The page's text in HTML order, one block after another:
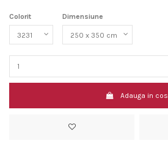
Colorit Dimensiune
Adauga in cos